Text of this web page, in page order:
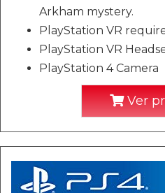
Arkham mystery.
PlayStation VR
PlayStation VR
PlayStation 4 Camera
Ver